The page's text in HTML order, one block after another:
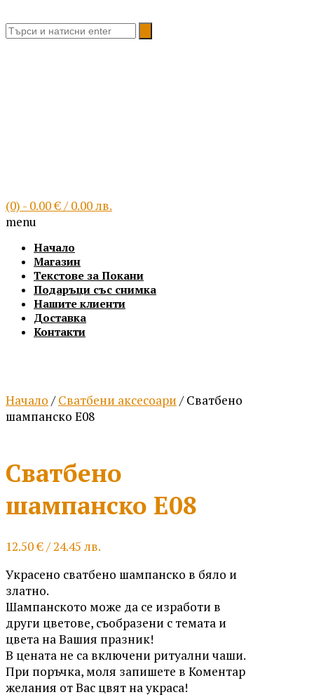
(0) - 0.00 € / 0.00 лв.
menu
Начало
Магазин
Текстове за Покани
Подаръци със снимка
Нашите клиенти
Доставка
Контакти
Начало /Сватбени аксесоари / Сватбено
шампанско Е08
Сватбено
шампанско Е08
12.50€/ 24.45 лв.
Украсено сватбено шампанско в бяло и
златно.
Шампанското може да се изработи в
други цветове, съобразени с темата и
цвета на Вашия празник!
В цената не са включени ритуални чаши.
При поръчка, моля запишете в Коментар
желания от Вас цвят на украса!